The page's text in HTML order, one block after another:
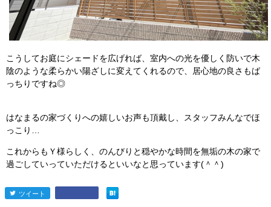
こうしてお庭にシェードを広げれば、室内への光を優しく防いで木
陰のような柔らかい陽ざしに変えてくれるので、居心地の良さもば
っちりですね◎
はなまるの家づくりへの嬉しいお声も頂戴し、スタッフみんなでほ
っこり…
これからもＹ様らしく、のんびりと穏やかな時間を無垢の木の家で
過ごしていっていただけるといいなと思っています(＾＾)
entry2447
ツイート